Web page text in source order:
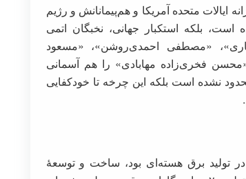
ایالات متحده آمریکا و هم‌پیمانانش و رژیم
بلکه استکبار جهانی، نخبگان اتمی
«مصطفی احمدی‌روشن»، «مسعود
فخری‌زاده مهابادی» را هم آسمانی
نشده است بلکه این چرخه تا خودکفایی
تولید برق هسته‌ای بود، ساخت و توسعۀ